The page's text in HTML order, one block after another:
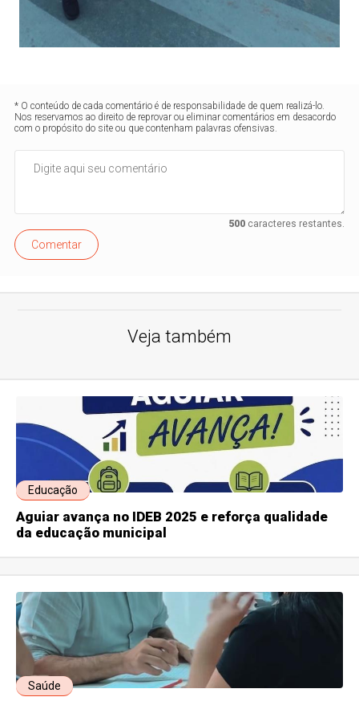
* O conteúdo de cada comentário é de responsabilidade de quem realizá-lo.
Nos reservamos ao direito de reprovar ou eliminar comentários em desacordo
com o propósito do site ou que contenham palavras ofensivas.
500caracteres restantes.
Comentar
Veja também
Educação
Aguiar avança no IDEB 2025 e reforça qualidade
da educação municipal
Saúde